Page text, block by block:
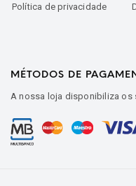
Política de privacidade
MÉTODOS DE
A nossa loja disponibiliza os